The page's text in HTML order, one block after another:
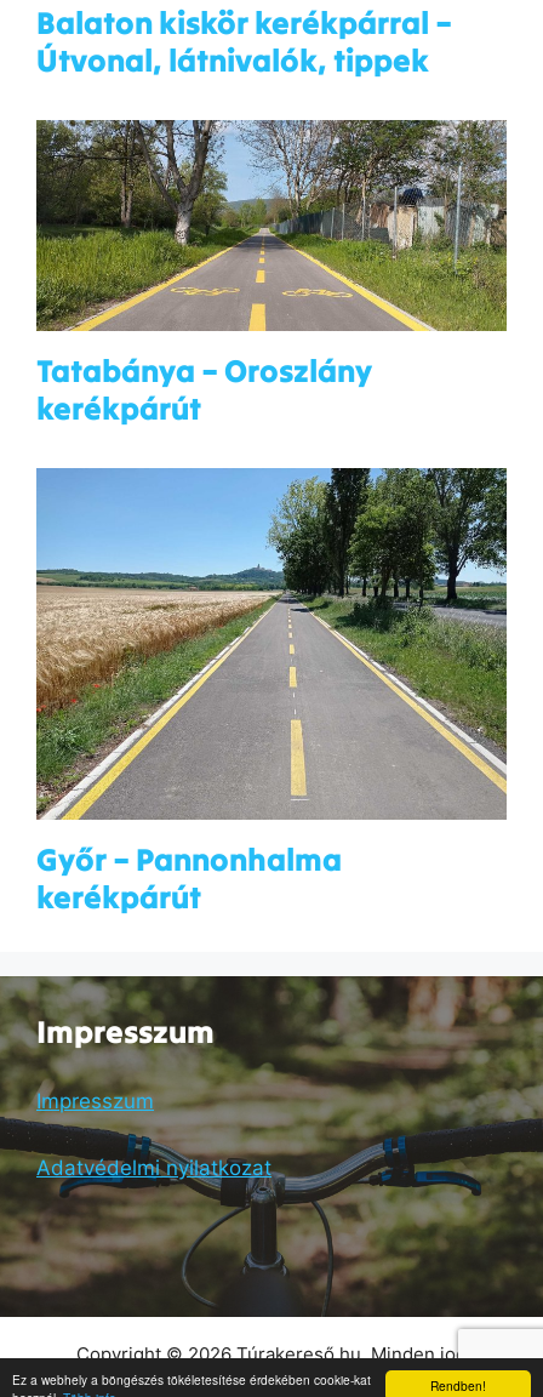
Rendben!
Ez a webhely a böngészés tökéletesítése érdekében cookie-kat
Balaton kiskör kerékpárral –
Útvonal, látnivalók, tippek
Tatabánya – Oroszlány
kerékpárút
Győr – Pannonhalma
kerékpárút
Impresszum
Impresszum
Adatvédelmi nyilatkozat
Copyright © 2026 Túrakereső.hu. Minden jog
fenntartva! |Weboldal készítés- Weboldalgyár